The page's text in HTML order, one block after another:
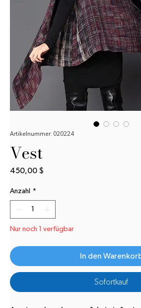
Artikelnummer: 020224
Vest
450,00 $
Anzahl *
Nur noch 1 verfügbar
In den
Sofortkauf